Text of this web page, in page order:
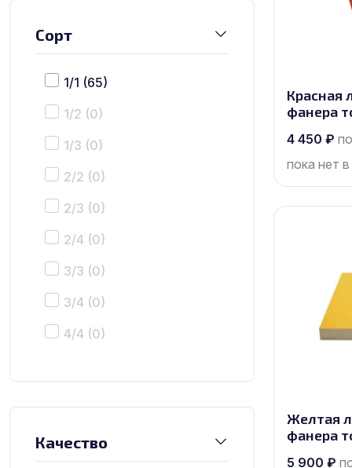
Сорт
1/1 (65)
1/2 (0)
1/3 (0)
2/2 (0)
2/3 (0)
2/4 (0)
3/3 (0)
3/4 (0)
4/4 (0)
Качество
Красная
фанера
4 450 ₽
пока нет
Желтая
фанера
5 900 ₽